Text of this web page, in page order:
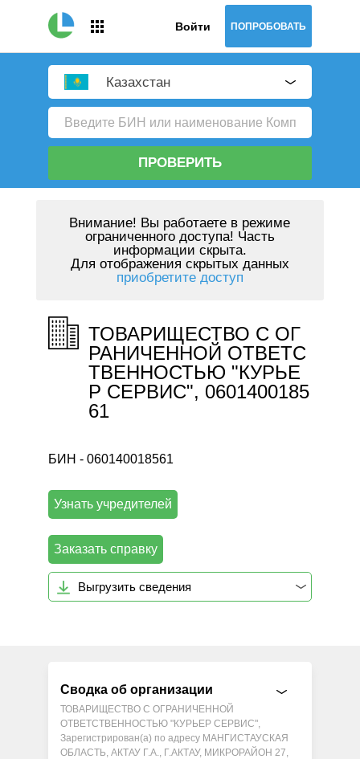
Войти ПОПРОБОВАТЬ
Казахстан
ПРОВЕРИТЬ
Внимание! Вы работаете в режиме
ограниченного доступа! Часть
информации скрыта.
Для отображения скрытых данных
приобретите доступ
ТОВАРИЩЕСТВО С ОГ
РАНИЧЕННОЙ ОТВЕТС
ТВЕННОСТЬЮ "КУРЬЕ
Р СЕРВИС", 0601400185
61
БИН - 060140018561
Узнать учредителей
Заказать справку
Выгрузить сведения
Сводка об организации
ТОВАРИЩЕСТВО С ОГРАНИЧЕННОЙ
ОТВЕТСТВЕННОСТЬЮ "КУРЬЕР СЕРВИС",
Зарегистрирован(а) по адресу МАНГИСТАУСКАЯ
ОБЛАСТЬ, АКТАУ Г.А., Г.АКТАУ, МИКРОРАЙОН 27,